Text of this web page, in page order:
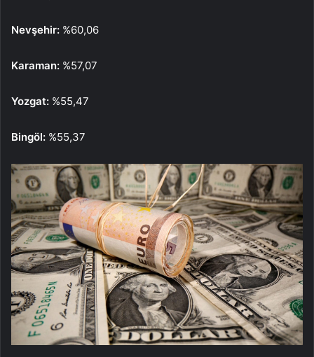
Nevşehir: %60,06
Karaman: %57,07
Yozgat: %55,47
Bingöl: %55,37